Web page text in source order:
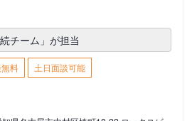
チーム」が担当
料
土日面談可能